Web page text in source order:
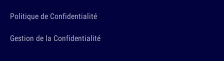
Politique de Confidentialité
Gestion de la Confidentialité